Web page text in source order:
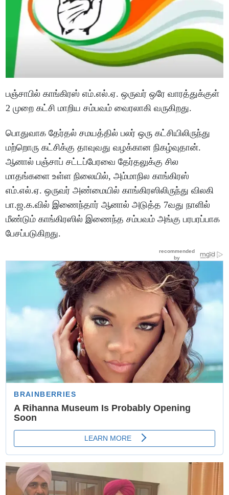
பஞ்சாபில் காங்கிரஸ் எம்.எல்.ஏ. ஒருவர் ஒரே வாரத்துக்குள்
2 முறை கட்சி மாறிய சம்பவம் வைரலாகி வருகிறது.
பொதுவாக தேர்தல் சமயத்தில் பலர் ஒரு கட்சியிலிருந்து
மற்றொரு கட்சிக்கு தாவுவது வழக்கான நிகழ்வுதான்.
ஆனால் பஞ்சாப் சட்டப்பேரவை தேர்தலுக்கு சில
மாதங்களை உள்ள நிலையில், அம்மாநில காங்கிரஸ்
எம்.எல்.ஏ. ஒருவர் அண்மையில் காங்கிரஸிலிருந்து விலகி
பா.ஜ.க.வில் இணைந்தார் ஆனால் அடுத்த 7வது நாளில்
மீண்டும் காங்கிரஸில் இணைந்த சம்பவம் அங்கு பரபரப்பாக
பேசப்படுகிறது.